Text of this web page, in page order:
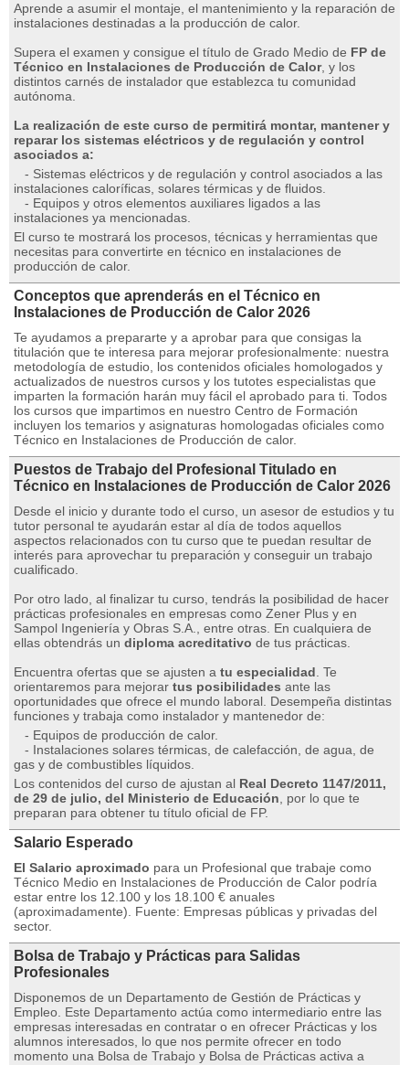
Aprende a asumir el montaje, el mantenimiento y la reparación de
instalaciones destinadas a la producción de calor.
Supera el examen y consigue el título de Grado Medio de FP de
Técnico en Instalaciones de Producción de Calor, y los
distintos carnés de instalador que establezca tu comunidad
autónoma.
La realización de este curso de permitirá montar, mantener y
reparar los sistemas eléctricos y de regulación y control
asociados a:
- Sistemas eléctricos y de regulación y control asociados a las
instalaciones caloríficas, solares térmicas y de fluidos.
- Equipos y otros elementos auxiliares ligados a las
instalaciones ya mencionadas.
El curso te mostrará los procesos, técnicas y herramientas que
necesitas para convertirte en técnico en instalaciones de
producción de calor.
Conceptos que aprenderás en el Técnico en
Instalaciones de Producción de Calor 2026
Te ayudamos a prepararte y a aprobar para que consigas la
titulación que te interesa para mejorar profesionalmente: nuestra
metodología de estudio, los contenidos oficiales homologados y
actualizados de nuestros cursos y los tutotes especialistas que
imparten la formación harán muy fácil el aprobado para ti. Todos
los cursos que impartimos en nuestro Centro de Formación
incluyen los temarios y asignaturas homologadas oficiales como
Técnico en Instalaciones de Producción de calor.
Puestos de Trabajo del Profesional Titulado en
Técnico en Instalaciones de Producción de Calor 2026
Desde el inicio y durante todo el curso, un asesor de estudios y tu
tutor personal te ayudarán estar al día de todos aquellos
aspectos relacionados con tu curso que te puedan resultar de
interés para aprovechar tu preparación y conseguir un trabajo
cualificado.
Por otro lado, al finalizar tu curso, tendrás la posibilidad de hacer
prácticas profesionales en empresas como Zener Plus y en
Sampol Ingeniería y Obras S.A., entre otras. En cualquiera de
ellas obtendrás un diploma acreditativo de tus prácticas.
Encuentra ofertas que se ajusten a tu especialidad . Te
orientaremos para mejorar tus posibilidades ante las
oportunidades que ofrece el mundo laboral. Desempeña distintas
funciones y trabaja como instalador y mantenedor de:
- Equipos de producción de calor.
- Instalaciones solares térmicas, de calefacción, de agua, de
gas y de combustibles líquidos.
Los contenidos del curso de ajustan al Real Decreto 1147/2011,
de 29 de julio, del Ministerio de Educación , por lo que te
preparan para obtener tu título oficial de FP.
Salario Esperado
El Salario aproximado para un Profesional que trabaje como
Técnico Medio en Instalaciones de Producción de Calor podría
estar entre los 12.100 y los 18.100 € anuales
(aproximadamente). Fuente: Empresas públicas y privadas del
sector.
Bolsa de Trabajo y Prácticas para Salidas
Profesionales
Disponemos de un Departamento de Gestión de Prácticas y
Empleo. Este Departamento actúa como intermediario entre las
empresas interesadas en contratar o en ofrecer Prácticas y los
alumnos interesados, lo que nos permite ofrecer en todo
momento una Bolsa de Trabajo y Bolsa de Prácticas activa a